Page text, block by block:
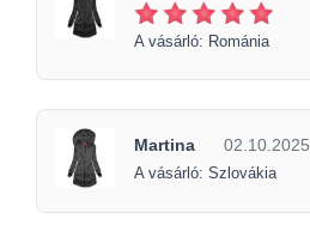
A vásárló: Románia
Martina 02.10.2025
A vásárló: Szlovákia